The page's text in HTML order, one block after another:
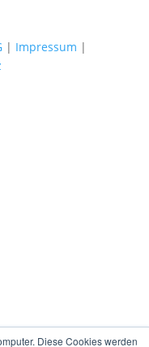
Diese Cookies werden
| Impressum |